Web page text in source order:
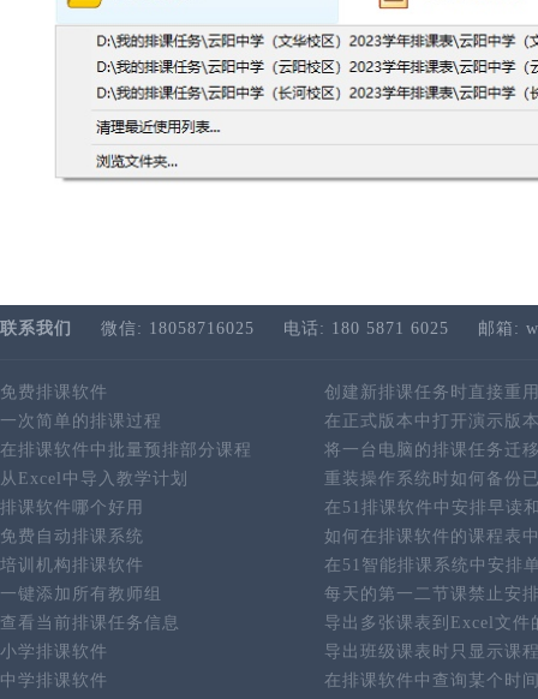
联系我们 微信: 18058716025 电话: 180 5871 6025 邮箱:
免费排课软件
创建新排课任务时直接重
一次简单的排课过程
在正式版本中打开演示版
在排课软件中批量预排部分课程
将一台电脑的排课任务迁
从Excel中导入教学计划
重装操作系统时如何备份
排课软件哪个好用
在51排课软件中安排早读
免费自动排课系统
如何在排课软件的课程表
培训机构排课软件
在51智能排课系统中安排
一键添加所有教师组
每天的第一二节课禁止安
查看当前排课任务信息
导出多张课表到Excel文件
小学排课软件
导出班级课表时只显示课
中学排课软件
在排课软件中查询某个时